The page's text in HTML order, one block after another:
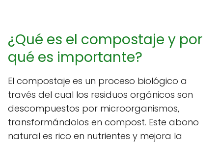
¿Qué es el compostaje y por
qué es importante?
El compostaje es un proceso biológico a
través del cual los residuos orgánicos son
descompuestos por microorganismos,
transformándolos en compost. Este abono
natural es rico en nutrientes y mejora la